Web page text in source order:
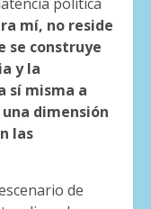
mí, no reside
se construye
y la
sí misma a
dimensión
las
de